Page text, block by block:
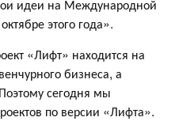
идеи на Международной
этого года».
«Лифт» находится на
бизнеса, а
сегодня мы
по версии «Лифта».